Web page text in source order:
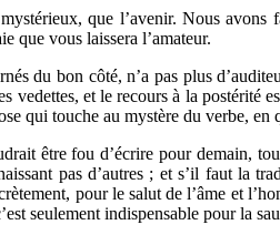
que l’avenir. Nous
que vous laissera l’amateur.
du bon côté, n’a pas plus
et le recours à la postérité
qui touche au mystère du verbe, en
être fou d’écrire pour demain,
pas d’autres ; et s’il faut la
pour le salut de l’âme et
seulement indispensable pour la